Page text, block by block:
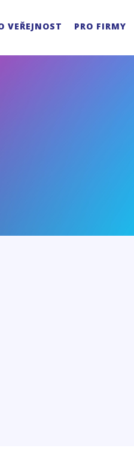
VEŘEJNOST PRO FIRMY